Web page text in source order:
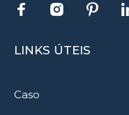
LINKS ÚTEIS
Caso